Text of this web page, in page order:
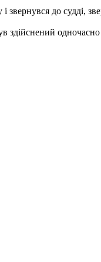
звернувся до
здійснений